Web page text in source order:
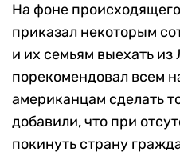
На фоне
приказал некоторым
и их семьям выехать из
порекомендовал всем
американцам сделать
добавили, что при
покинуть страну